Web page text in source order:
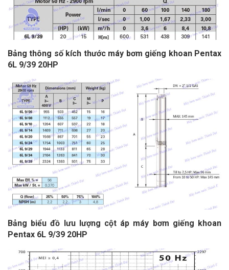
Bảng thông số kích thước máy bơm giếng khoan Pentax
6L 9/39 20HP
Bảng biểu đồ lưu lượng cột áp máy bơm giếng khoan
Pentax 6L 9/39 20HP